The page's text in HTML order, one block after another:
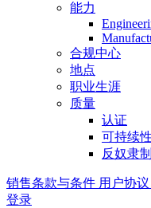
能力
合规中心
地点
职业生涯
质量
认证
可持续
反奴隶
销售条款与条件 用户协议
登录